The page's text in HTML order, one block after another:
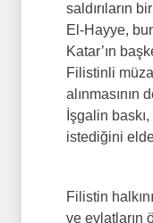
saldırıların
El-Hayye,
Katar’ın
Filistinli
alınmasının
İşgalin
istediğini elde
Filistin
ve evlatların